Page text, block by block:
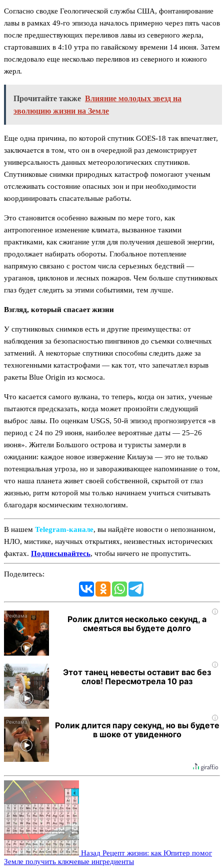
Согласно сводке Геологической службы США, фонтанирование
лавы в рамках 49-го эпизода началось примерно через пять часов
после предшествующих переливов лавы из северного жерла,
стартовавших в 4:10 утра по гавайскому времени 14 июня. Затем
последовало еще несколько переливов из северного и южного
жерл.
Прочитайте также Влияние молодых звезд на
эволюцию жизни на Земле
Еще одна причина, по которой спутник GOES-18 так впечатляет,
заключается в том, что он в очередной раз демонстрирует
универсальность данных метеорологических спутников.
Спутниковые снимки природных катастроф помогают ученым
отслеживать состояние опасных зон и при необходимости
координировать спасательные работы.
Это становится особенно важным по мере того, как
антропогенное изменение климата, вызванное такими
практиками, как сжигание угля для получения дешевой энергии,
продолжает набирать обороты. Глобальное потепление
напрямую связано с ростом числа серьезных бедствий —
ураганов, циклонов и лесных пожаров. Чем больше спутниковых
глаз будет следить за этими событиями, тем лучше.
Взгляд, который спасает жизни
У спутниковых снимков есть и другие преимущества: от
наблюдения за безопасностью пингвинов до съемки солнечных
затмений. А некоторые спутники способны следить даже за
техногенными катастрофами — как тот, что запечатлел взрыв
ракеты Blue Origin из космоса.
Что касается самого вулкана, то теперь, когда он затих, ученые
пытаются предсказать, когда может произойти следующий
выброс лавы. По оценкам USGS, 50-й эпизод прогнозируется «в
период с 24 по 29 июня, наиболее вероятные даты — 25–26
июня». Жители Большого острова и туристы замерли в
ожидании: каждое новое извержение Килауэа — это не только
потенциальная угроза, но и завораживающее напоминание о том,
что наша планета живет своей собственной, скрытой от глаз
жизнью, ритм которой мы только начинаем учиться считывать
благодаря космическим технологиям.
В нашем Telegram‑канале, вы найдёте новости о непознанном,
НЛО, мистике, научных открытиях, неизвестных исторических
фактах. Подписывайтесь, чтобы ничего не пропустить.
Поделитесь:
i
Ролик длится несколько секунд, а
смеяться вы будете долго
i
Этот танец невесты оставит вас без
слов! Пересмотрела 10 раз
i
Ролик длится пару секунд, но вы будете
в шоке от увиденного
Назад Рецепт жизни: как Юпитер помог
Земле получить ключевые ингредиенты